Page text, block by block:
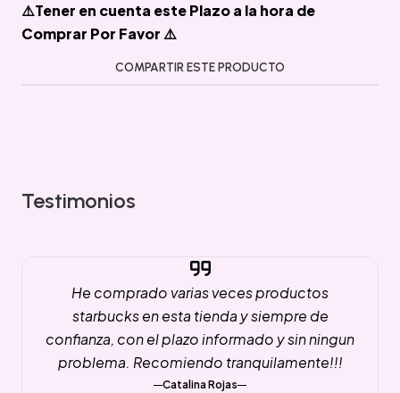
⚠️Tener en cuenta este Plazo a la hora de
Comprar Por Favor ⚠️
COMPARTIR ESTE PRODUCTO
Testimonios
He comprado varias veces productos
starbucks en esta tienda y siempre de
confianza, con el plazo informado y sin ningun
problema. Recomiendo tranquilamente!!!
Catalina Rojas